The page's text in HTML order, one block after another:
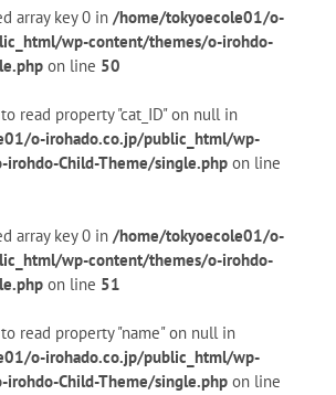
array key 0 in /home/tokyoecole01/o-
wp-content/themes/o-irohdo-
on line 50
read property "cat_ID" on null in
o-irohado.co.jp/public_html/wp-
Child-Theme/single.php on line
array key 0 in /home/tokyoecole01/o-
wp-content/themes/o-irohdo-
on line 51
read property "name" on null in
o-irohado.co.jp/public_html/wp-
Child-Theme/single.php on line